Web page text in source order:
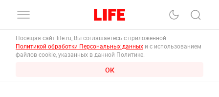
Посещая сайт life.ru, Вы соглашаетесь с приложенной
Политикой обработки Персональных данных и с использованием
файлов cookie, указанных в данной Политике.
ОК